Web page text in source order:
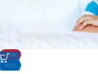
-10%
NΕΟ!